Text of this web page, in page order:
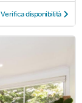
Verifica disponibilità